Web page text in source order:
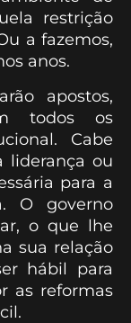
restrição
a fazemos,
anos.
apostos,
todos os
Cabe
liderança ou
para a
O governo
o que lhe
sua relação
hábil para
as reformas